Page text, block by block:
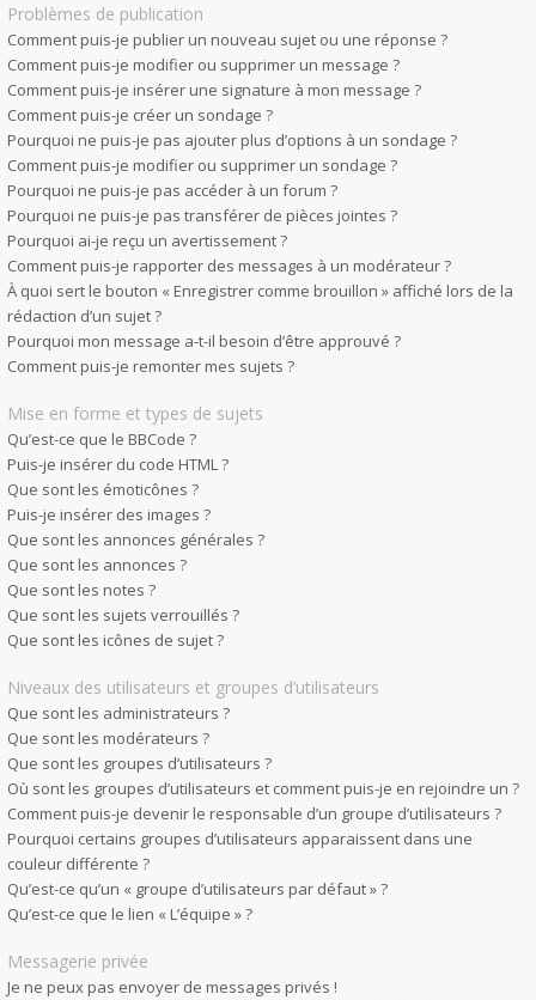
Problèmes de publication
Comment puis-je publier un nouveau sujet ou une réponse ?
Comment puis-je modifier ou supprimer un message ?
Comment puis-je insérer une signature à mon message ?
Comment puis-je créer un sondage ?
Pourquoi ne puis-je pas ajouter plus d’options à un sondage ?
Comment puis-je modifier ou supprimer un sondage ?
Pourquoi ne puis-je pas accéder à un forum ?
Pourquoi ne puis-je pas transférer de pièces jointes ?
Pourquoi ai-je reçu un avertissement ?
Comment puis-je rapporter des messages à un modérateur ?
À quoi sert le bouton « Enregistrer comme brouillon » affiché lors de la
rédaction d’un sujet ?
Pourquoi mon message a-t-il besoin d’être approuvé ?
Comment puis-je remonter mes sujets ?
Mise en forme et types de sujets
Qu’est-ce que le BBCode ?
Puis-je insérer du code HTML ?
Que sont les émoticônes ?
Puis-je insérer des images ?
Que sont les annonces générales ?
Que sont les annonces ?
Que sont les notes ?
Que sont les sujets verrouillés ?
Que sont les icônes de sujet ?
Niveaux des utilisateurs et groupes d’utilisateurs
Que sont les administrateurs ?
Que sont les modérateurs ?
Que sont les groupes d’utilisateurs ?
Où sont les groupes d’utilisateurs et comment puis-je en rejoindre un ?
Comment puis-je devenir le responsable d’un groupe d’utilisateurs ?
Pourquoi certains groupes d’utilisateurs apparaissent dans une
couleur différente ?
Qu’est-ce qu’un « groupe d’utilisateurs par défaut » ?
Qu’est-ce que le lien « L’équipe » ?
Messagerie privée
Je ne peux pas envoyer de messages privés !